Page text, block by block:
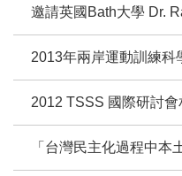
邀請英國Bath大學 Dr.
2013年兩岸運動訓練科
2012 TSSS 國際研討
「台灣民主化過程中本